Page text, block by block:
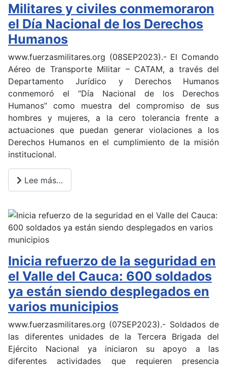
Militares y civiles conmemoraron
el Día Nacional de los Derechos
Humanos
www.fuerzasmilitares.org (08SEP2023).- El Comando
Aéreo de Transporte Militar – CATAM, a través del
Departamento Jurídico y Derechos Humanos
conmemoró el “Día Nacional de los Derechos
Humanos” como muestra del compromiso de sus
hombres y mujeres, a la cero tolerancia frente a
actuaciones que puedan generar violaciones a los
Derechos Humanos en el cumplimiento de la misión
institucional.
Lee más…
Inicia refuerzo de la seguridad en
el Valle del Cauca: 600 soldados
ya están siendo desplegados en
varios municipios
www.fuerzasmilitares.org (07SEP2023).- Soldados de
las diferentes unidades de la Tercera Brigada del
Ejército Nacional ya iniciaron su apoyo a las
diferentes actividades que requieren presencia